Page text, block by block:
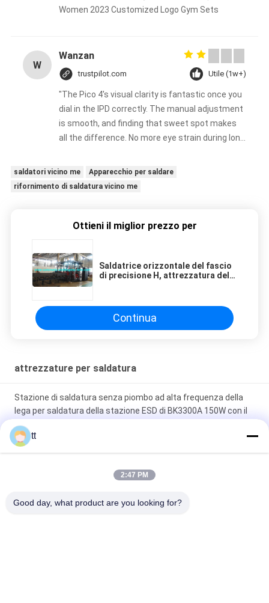
Women 2023 Customized Logo Gym Sets
W
Wanzan
trustpilot.com Utile (1w+)
"The Pico 4's visual clarity is fantastic once you
dial in the IPD correctly. The manual adjustment
is smooth, and finding that sweet spot makes
all the difference. No more eye strain during long
set it up properly!""The Pico 4's visual clarity is
fantastic once you dial in the IPD correctly. The
eye strain during long sessions. Highly
properly!""The Pico 4's visual clarity is fantastic
once you dial in the IPD correctly. The manual
adjustment is smooth, and finding that sweet
strain during long sessions. Highly recommend
taking the time to set it up properly!""The Pico
smooth, and finding that sweet spot makes all
sessions. Highly r
saldatori vicino me
Apparecchio per saldare
rifornimento di saldatura vicino me
Ottieni il miglior prezzo per
Saldatrice orizzontale del fascio
di precisione H, attrezzatura della
Continua
attrezzature per saldatura
Stazione di saldatura senza piombo ad alta frequenza della
lega per saldatura della stazione ESD di BK3300A 150W con il
trasformatore
200V che salda il filo di rame puro flessibile ha inscatolato la
telefono cellulare con la pistola dell'aria calda ed il saldatoio
tt
2:47 PM
Good day, what product are you looking for?